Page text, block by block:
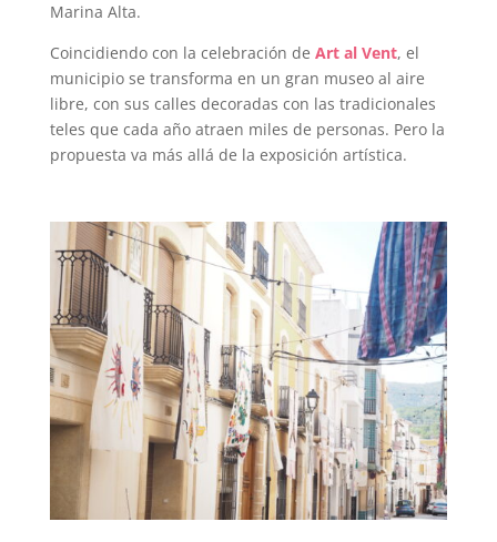
Marina Alta.
Coincidiendo con la celebración de Art al Vent, el
municipio se transforma en un gran museo al aire
libre, con sus calles decoradas con las tradicionales
teles que cada año atraen miles de personas. Pero la
propuesta va más allá de la exposición artística.